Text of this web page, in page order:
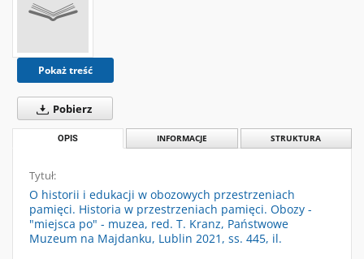
Pokaż treść
Pobierz
OPIS INFORMACJE STRUKTURA
Tytuł:
O historii i edukacji w obozowych przestrzeniach
pamięci. Historia w przestrzeniach pamięci. Obozy -
"miejsca po" - muzea, red. T. Kranz, Państwowe
Muzeum na Majdanku, Lublin 2021, ss. 445, il.